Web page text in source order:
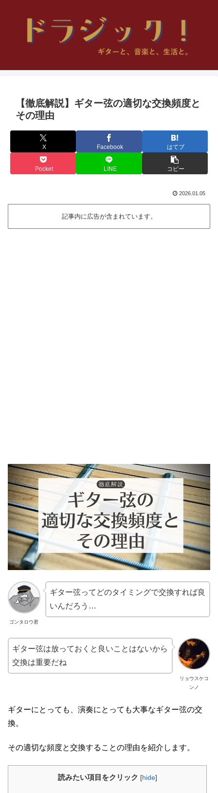
【徹底解説】ギター弦の適切な交換頻度と
その理由
X Facebook はてブ
Pocket LINE コピー
2026.01.05
記事内に広告が含まれています。
ゴンタロウ君
ギター弦ってどのタイミングで交換すれば良
いんだろう…
リョウスケコ
ンノ
ギター弦は放っておくと良いことはないから
交換は重要だね
ギターにとっても、演奏にとっても大事なギター弦の交
換。
その適切な頻度と交換することの理由を紹介します。
読みたい項目をクリック [hide]